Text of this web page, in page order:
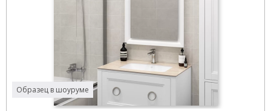
Образец в шоуруме